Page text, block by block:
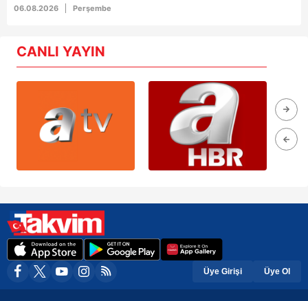
06.08.2026 Perşembe
CANLI YAYIN
Üye Girişi Üye Ol